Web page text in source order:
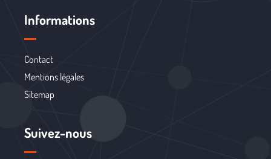
Informations
Contact
Mentions légales
Sitemap
Suivez-nous